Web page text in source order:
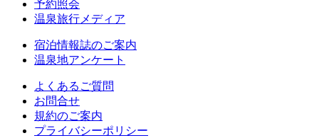
予約照会
温泉旅行メディア
宿泊情報誌のご案内
温泉地アンケート
よくあるご質問
お問合せ
規約のご案内
プライバシーポリシー